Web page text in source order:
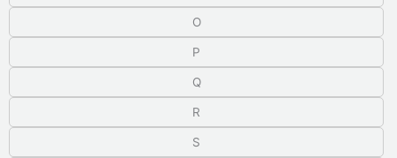
O
P
Q
R
S